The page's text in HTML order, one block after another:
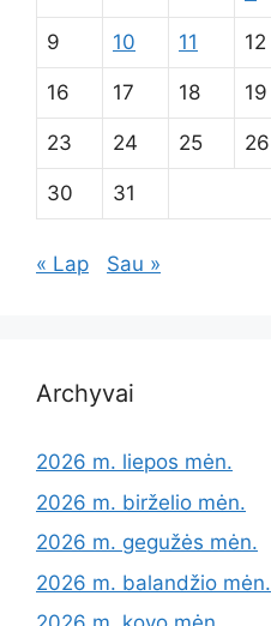
9 10 11 12
16 17 18 19
23 24 25 26
30 31
« Lap Sau »
Archyvai
2026 m. liepos mėn.
2026 m. birželio mėn.
2026 m. gegužės mėn.
2026 m. balandžio mėn.